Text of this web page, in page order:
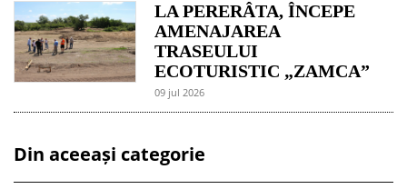
LA PERERÂTA, ÎNCEPE
AMENAJAREA
TRASEULUI
ECOTURISTIC „ZAMCA”
09 jul 2026
Din aceeași categorie